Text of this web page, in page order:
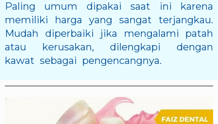
Paling umum dipakai saat ini karena
memiliki harga yang sangat terjangkau.
Mudah diperbaiki jika mengalami patah
atau kerusakan, dilengkapi dengan
kawat sebagai pengencangnya.